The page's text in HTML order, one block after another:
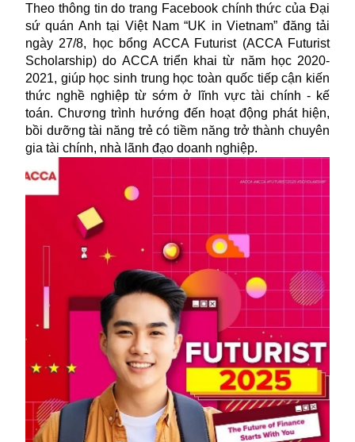
Theo thông tin do trang Facebook chính thức của Đại
sứ quán Anh tại Việt Nam “UK in Vietnam” đăng tải
ngày 27/8, học bổng ACCA Futurist (ACCA Futurist
Scholarship) do ACCA triển khai từ năm học 2020-
2021, giúp học sinh trung học toàn quốc tiếp cận kiến
thức nghề nghiệp từ sớm ở lĩnh vực tài chính - kế
toán. Chương trình hướng đến hoạt động phát hiện,
bồi dưỡng tài năng trẻ có tiềm năng trở thành chuyên
gia tài chính, nhà lãnh đạo doanh nghiệp.